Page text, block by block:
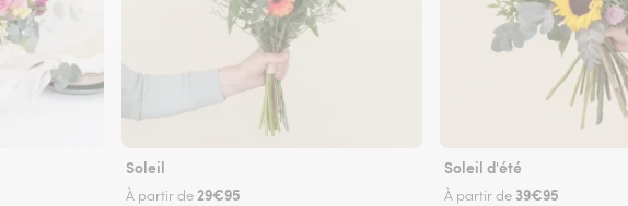
Soleil
À partir de 29€95
Soleil d'été
À partir de 39€95